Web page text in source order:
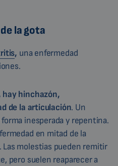
la gota
, una enfermedad
hay hinchazón,
de la articulación. Un
inesperada y repentina.
en mitad de la
molestias pueden remitir
pero suelen reaparecer a